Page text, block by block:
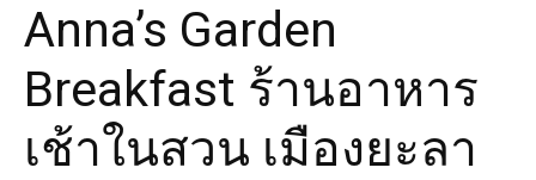
Anna’s Garden
Breakfast ร้านอาหาร
เช้าในสวน เมืองยะลา